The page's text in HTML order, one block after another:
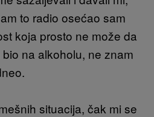
to radio osećao sam
koja prosto ne može da
na alkoholu, ne znam
situacija, čak mi se